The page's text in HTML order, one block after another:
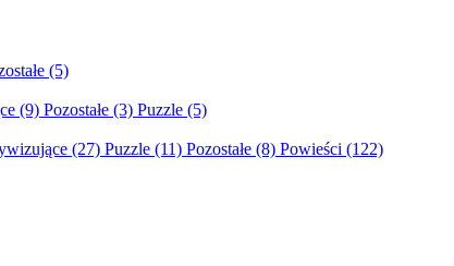
(5)
(9) Pozostałe (3) Puzzle (5)
(27) Puzzle (11) Pozostałe (8) Powieści (122)